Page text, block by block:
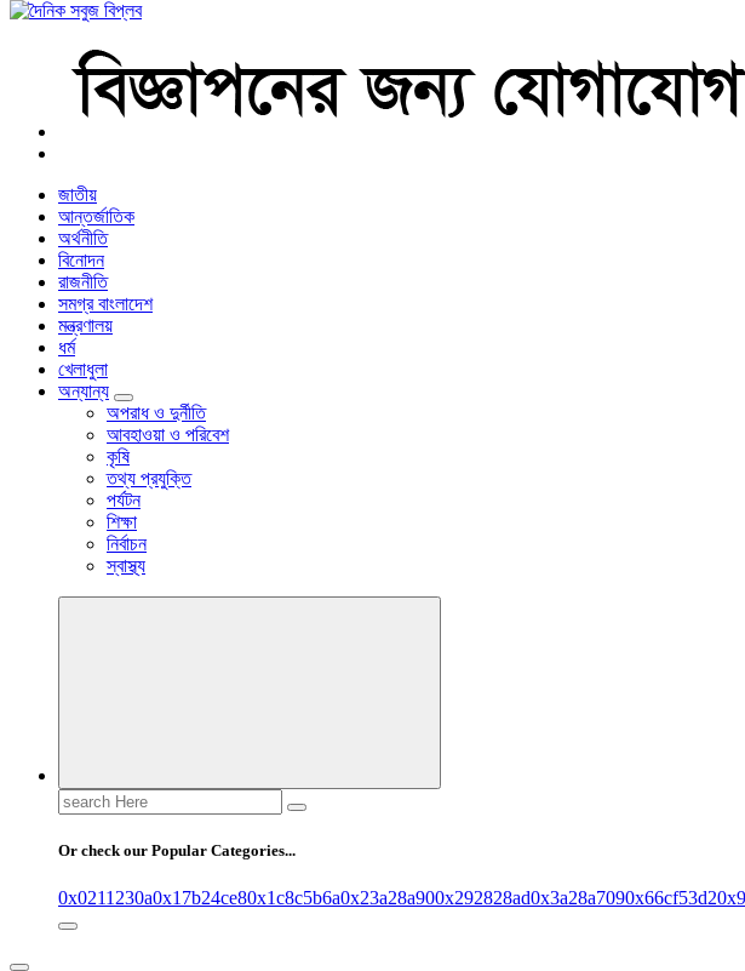
বাংলা নিউজ পেপার
জাতীয়
আন্তর্জাতিক
অর্থনীতি
বিনোদন
রাজনীতি
সমগ্র বাংলাদেশ
মন্ত্রণালয়
ধর্ম
খেলাধুলা
অন্যান্য
অপরাধ ও দুর্নীতি
আবহাওয়া ও পরিবেশ
কৃষি
তথ্য প্রযুক্তি
পর্যটন
শিক্ষা
নির্বাচন
স্বাস্থ্য
Search
for:
Or check our Popular Categories...
0x0211230a0x17b24ce80x1c8c5b6a0x23a28a900x292828ad0x3a28a7090x66cf53d2